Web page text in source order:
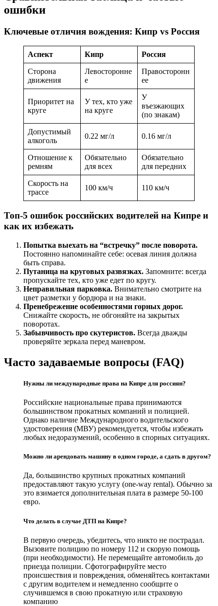
ошибки
Ключевые отличия вождения: Кипр vs Россия
Аспект Кипр Россия
Сторона
движения
Левосторонне
е
Правосторонн
ее
Приоритет на
круге
У тех, кто уже
на круге
У
въезжающих
(по знакам)
Допустимый
алкоголь
0.22 мг/л 0.16 мг/л
Отношение к
ремням
Обязательно
для всех
Обязательно
для передних
Скорость на
трассе
100 км/ч 110 км/ч
Топ-5 ошибок российских водителей на Кипре и
как их избежать
Попытка выехать на “встречку” после поворота.
Постоянно напоминайте себе: осевая линия должна
быть справа.
Путаница на круговых развязках. Запомните: всегда
пропускайте тех, кто уже едет по кругу.
Неправильная парковка. Внимательно смотрите на
цвет разметки у бордюра и на знаки.
Пренебрежение особенностями горных дорог.
Снижайте скорость, не обгоняйте на закрытых
поворотах.
Забывчивость про скутеристов. Всегда дважды
проверяйте зеркала перед маневром.
Часто задаваемые вопросы (FAQ)
Нужны ли международные права на Кипре для россиян?
Российские национальные права принимаются
большинством прокатных компаний и полицией.
Однако наличие Международного водительского
удостоверения (МВУ) рекомендуется, чтобы избежать
любых недоразумений, особенно в спорных ситуациях.
Можно ли арендовать машину в одном городе, а сдать в другом?
Да, большинство крупных прокатных компаний
предоставляют такую услугу (one-way rental). Обычно за
это взимается дополнительная плата в размере 50-100
евро.
Что делать в случае ДТП на Кипре?
В первую очередь, убедитесь, что никто не пострадал.
Вызовите полицию по номеру 112 и скорую помощь
(при необходимости). Не перемещайте автомобиль до
приезда полиции. Сфотографируйте место
происшествия и повреждения, обменяйтесь контактами
с другим водителем и немедленно сообщите о
случившемся в свою прокатную или страховую
компанию